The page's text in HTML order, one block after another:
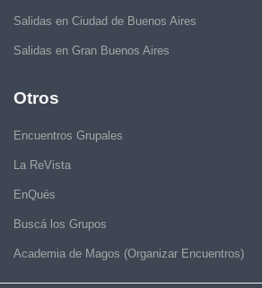
Salidas en Ciudad de Buenos Aires
Salidas en Gran Buenos Aires
Otros
Encuentros Grupales
La ReVista
EnQués
Buscá los Grupos
Academia de Magos (Organizar Encuentros)